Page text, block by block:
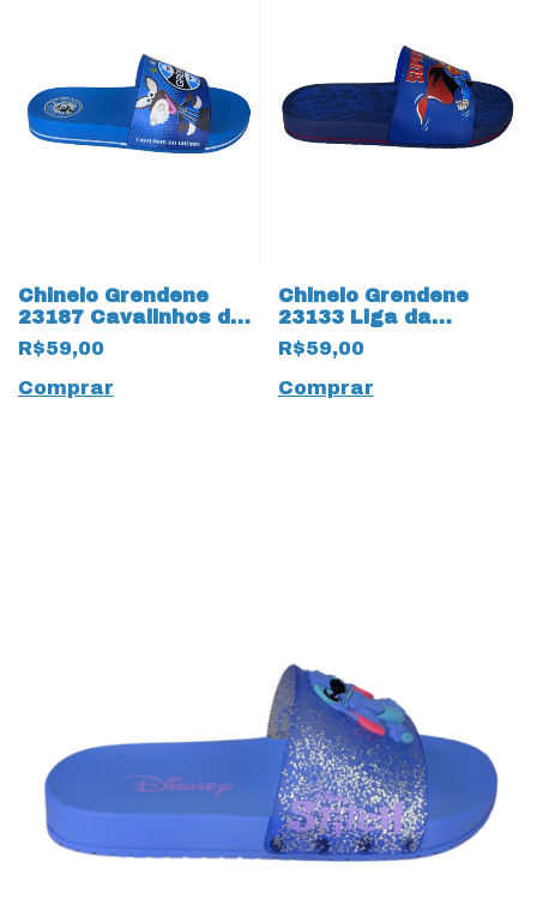
Chinelo Grendene
23187 Cavalinhos do
Fantástico 17517
Gremio Azul
R$59,00
Comprar
Chinelo Grendene
23133 Liga da
Justiça Superman
17512 Azul
R$59,00
Comprar